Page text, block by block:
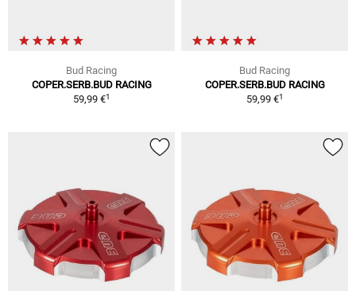
Bud Racing
COPER.SERB.BUD RACING
59,99 €1
Bud Racing
COPER.SERB.BUD RACING
59,99 €1